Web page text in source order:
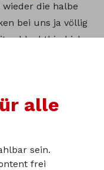
die halbe
bei uns ja völlig
schlechthin bisher…
ruiniert. Und
nur dadurch
Schluss gewesen).
alle
sein.
frei